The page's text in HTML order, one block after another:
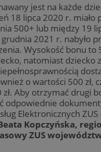
jest na każde
18 lipca 2020 r. miało
500+ lub między 19
2021 r. nabyło
Wysokość bonu to
natomiast dziecko z
o wartości 500 zł,
zł. Aby otrzymać drugi
odpowiednie
Elektronicznych ZUS
Kopczyńska,
ZUS